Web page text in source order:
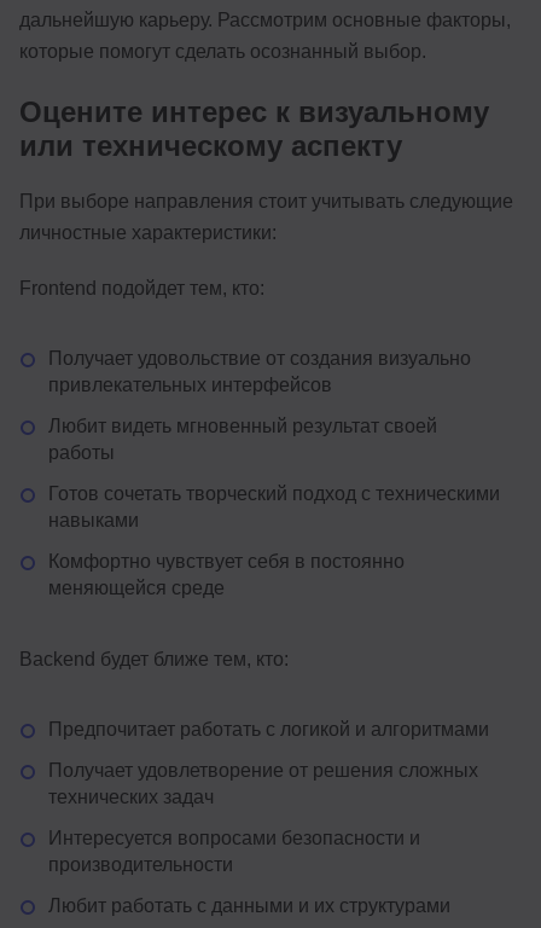
дальнейшую карьеру. Рассмотрим основные факторы,
которые помогут сделать осознанный выбор.
Оцените интерес к визуальному
или техническому аспекту
При выборе направления стоит учитывать следующие
личностные характеристики:
Frontend подойдет тем, кто:
Получает удовольствие от создания визуально
привлекательных интерфейсов
Любит видеть мгновенный результат своей
работы
Готов сочетать творческий подход с техническими
навыками
Комфортно чувствует себя в постоянно
меняющейся среде
Backend будет ближе тем, кто:
Предпочитает работать с логикой и алгоритмами
Получает удовлетворение от решения сложных
технических задач
Интересуется вопросами безопасности и
производительности
Любит работать с данными и их структурами